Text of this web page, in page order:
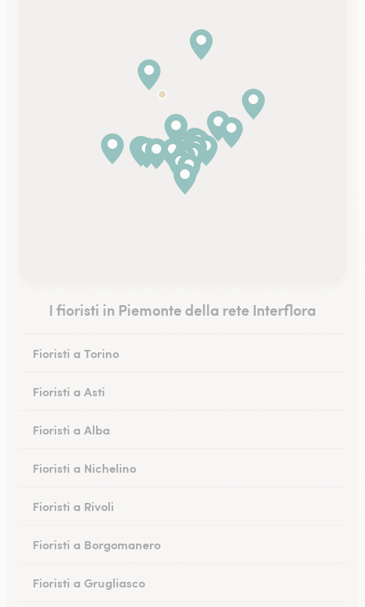
I fioristi in Piemonte della rete Interflora
Fioristi a Torino
Fioristi a Asti
Fioristi a Alba
Fioristi a Nichelino
Fioristi a Rivoli
Fioristi a Borgomanero
Fioristi a Grugliasco